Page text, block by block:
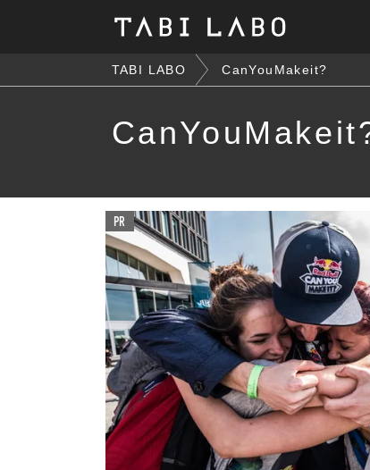
TABI LABO CanYouMakeit?
PR